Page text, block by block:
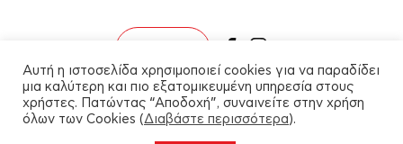
myalbum.gr © 2026. All rights reserved.
Αυτή η ιστοσελίδα χρησιμοποιεί cookies για να παραδίδει
μια καλύτερη και πιο εξατομικευμένη υπηρεσία στους
χρήστες. Πατώντας “Αποδοχή”, συναινείτε στην χρήση
όλων των Cookies (Διαβάστε περισσότερα).